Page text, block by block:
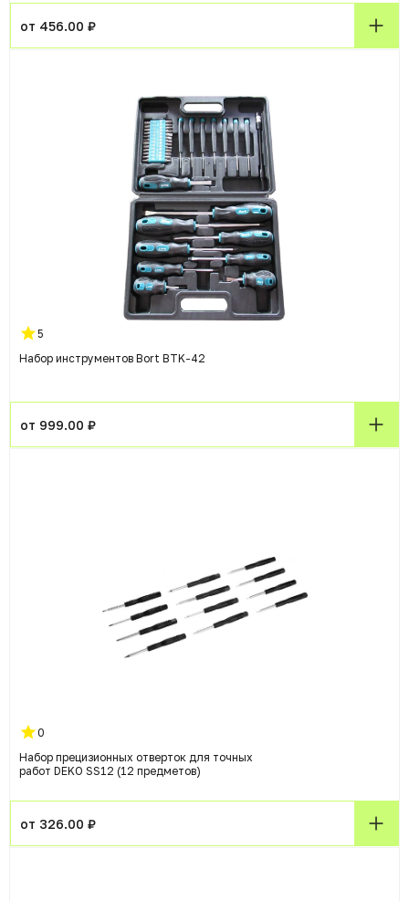
от 456.00 ₽
5
Набор инструментов Bort BTK-42
от 999.00 ₽
0
Набор прецизионных отверток для точных
работ DEKO SS12 (12 предметов)
от 326.00 ₽